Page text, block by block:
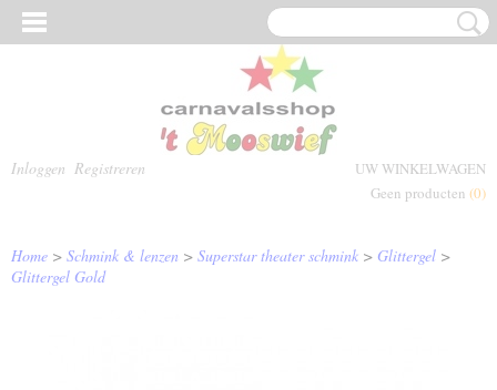
Inloggen Registreren
UW WINKELWAGEN
Geen producten (0)
Home > Schmink & lenzen > Superstar theater schmink > Glittergel >
Glittergel Gold